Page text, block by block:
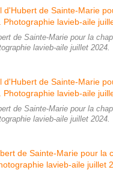
de Sainte-Marie pour la
lavieb-aile juillet 2024.
de Sainte-Marie pour la
lavieb-aile juillet 2024.